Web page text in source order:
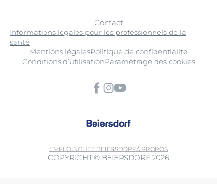
Contact
Informations légales pour les professionnels de la
santé
Mentions légalesPolitique de confidentialité
Conditions d’utilisationParamétrage des cookies
EMPLOIS CHEZ BEIERSDORFÀ PROPOS
COPYRIGHT © BEIERSDORF 2026